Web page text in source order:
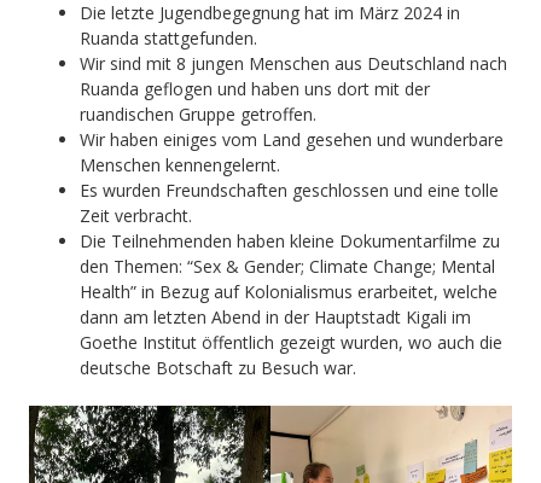
Die letzte Jugendbegegnung hat im März 2024 in
Ruanda stattgefunden.
Wir sind mit 8 jungen Menschen aus Deutschland nach
Ruanda geflogen und haben uns dort mit der
ruandischen Gruppe getroffen.
Wir haben einiges vom Land gesehen und wunderbare
Menschen kennengelernt.
Es wurden Freundschaften geschlossen und eine tolle
Zeit verbracht.
Die Teilnehmenden haben kleine Dokumentarfilme zu
den Themen: “Sex & Gender; Climate Change; Mental
Health” in Bezug auf Kolonialismus erarbeitet, welche
dann am letzten Abend in der Hauptstadt Kigali im
Goethe Institut öffentlich gezeigt wurden, wo auch die
deutsche Botschaft zu Besuch war.